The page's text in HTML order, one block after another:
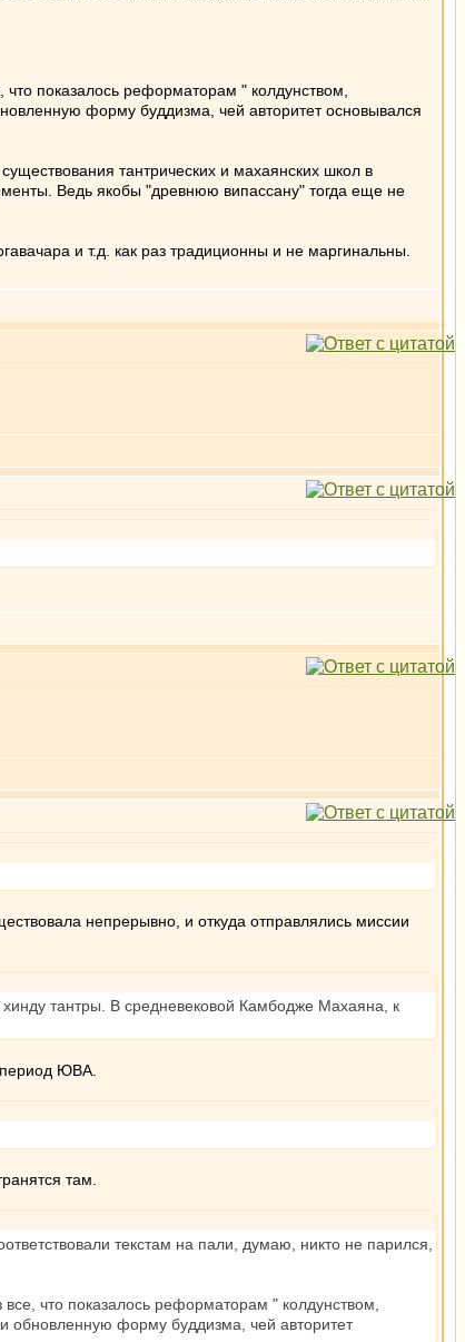
показалось реформаторам " колдунством,
форму буддизма, чей авторитет основывался
тантрических и махаянских школ в
Ведь якобы "древнюю випассану" тогда еще не
и т.д. как раз традиционны и не маргинальны.
непрерывно, и откуда отправлялись миссии
тантры. В средневековой Камбодже Махаяна, к
период ЮВА.
там.
текстам на пали, думаю, никто не парился,
что показалось реформаторам " колдунством,
обновленную форму буддизма, чей авторитет